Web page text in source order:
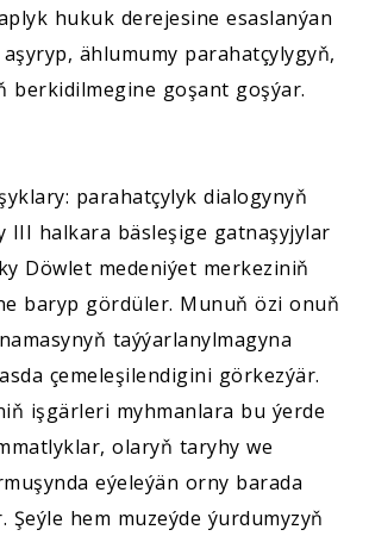
hukuk derejesine esaslanýan
ählumumy parahatçylygyň,
berkidilmegine goşant goşýar.
parahatçylyk dialogynyň
III halkara bäsleşige gatnaşyjylar
Döwlet medeniýet merkeziniň
baryp gördüler. Munuň özi onuň
taýýarlanylmagyna
çemeleşilendigini görkezýär.
işgärleri myhmanlara bu ýerde
olaryň taryhy we
eýeleýän orny barada
hem muzeýde ýurdumyzyň